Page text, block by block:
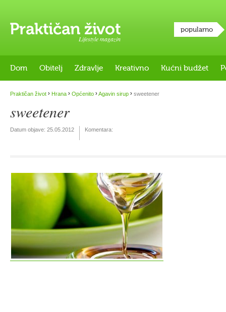
Lifestyle magazin
popularno
Dom Obitelj Zdravlje Kreativno Kućni budžet
Praktičan život › Hrana › Općenito ›Agavin sirup › sweetener
sweetener
Datum objave: 25.05.2012 Komentara: